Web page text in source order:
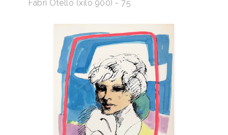
Fabri Otello (xilo 900) - 75